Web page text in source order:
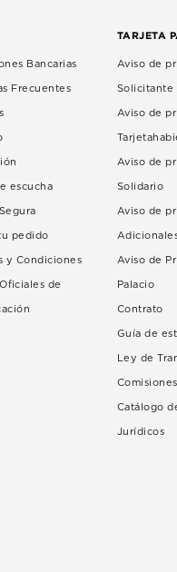
Bancarias
Frecuentes
escucha
pedido
y Condiciones
de
TARJETA
Aviso de
Solicitante
Aviso de
Aviso de
Solidario
Aviso de
Aviso de
Palacio
Contrato
Guía de
Ley de
Comisiones
Catálogo
Jurídicos